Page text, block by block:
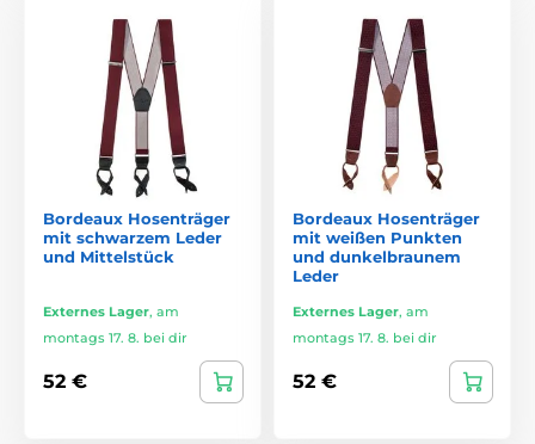
Bordeaux Hosenträger
mit schwarzem Leder
und Mittelstück
Externes Lager, am
montags 17. 8. bei dir
52 €
Bordeaux Hosenträger
mit weißen Punkten
und dunkelbraunem
Leder
Externes Lager, am
montags 17. 8. bei dir
52 €